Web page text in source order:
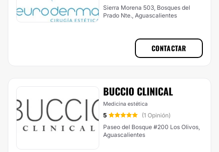
Sierra Morena 503, Bosques del
Prado Nte., Aguascalientes
CONTACTAR
BUCCIO CLINICAL
Medicina estética
5
(1 Opinión)
Paseo del Bosque #200 Los Olivos,
Aguascalientes